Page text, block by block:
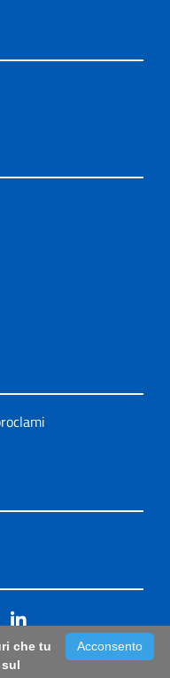
di prima istanza per
Acconsento
che tu